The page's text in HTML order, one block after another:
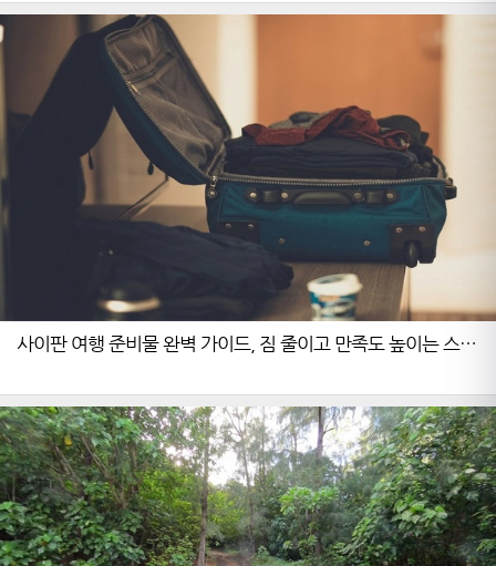
사이판 여행 준비물 완벽 가이드, 짐 줄이고 만족도 높이는 스마